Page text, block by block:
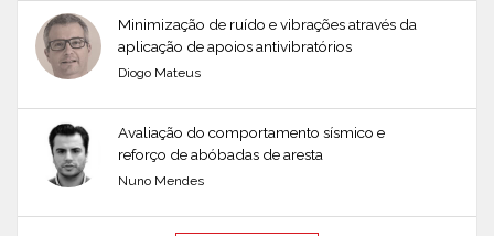
Minimização de ruído e vibrações através da
aplicação de apoios antivibratórios
Diogo Mateus
Avaliação do comportamento sísmico e
reforço de abóbadas de aresta
Nuno Mendes